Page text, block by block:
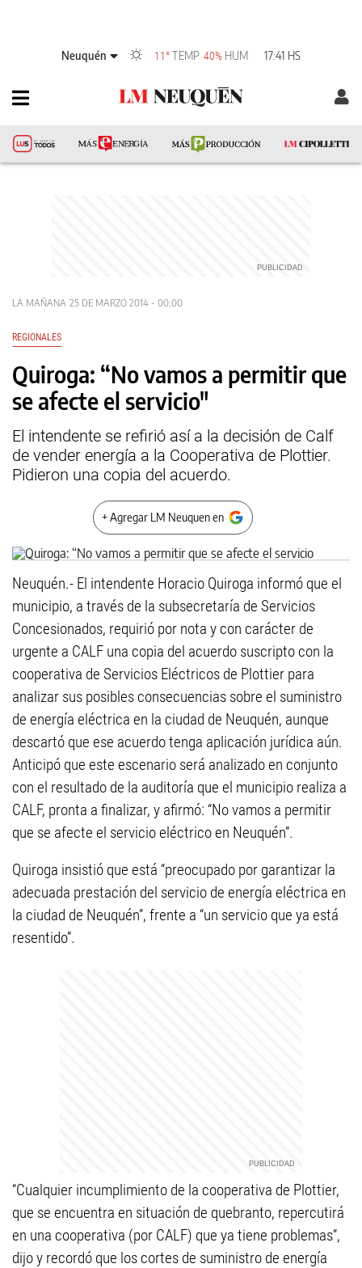
Neuquén 11°TEMP 40% HUM 17:41 HS
LA MAÑANA 25 DE MARZO 2014 - 00:00
REGIONALES
Quiroga: “No vamos a permitir que
se afecte el servicio"
El intendente se refirió así a la decisión de Calf
de vender energía a la Cooperativa de Plottier.
Pidieron una copia del acuerdo.
+ Agregar LM Neuquen en
Neuquén.- El intendente Horacio Quiroga informó que el
municipio, a través de la subsecretaría de Servicios
Concesionados, requirió por nota y con carácter de
urgente a CALF una copia del acuerdo suscripto con la
cooperativa de Servicios Eléctricos de Plottier para
analizar sus posibles consecuencias sobre el suministro
de energía eléctrica en la ciudad de Neuquén, aunque
descartó que ese acuerdo tenga aplicación jurídica aún.
Anticipó que este escenario será analizado en conjunto
con el resultado de la auditoría que el municipio realiza a
CALF, pronta a finalizar, y afirmó: “No vamos a permitir
que se afecte el servicio eléctrico en Neuquén”.
Quiroga insistió que está “preocupado por garantizar la
adecuada prestación del servicio de energía eléctrica en
la ciudad de Neuquén”, frente a “un servicio que ya está
resentido”.
“Cualquier incumplimiento de la cooperativa de Plottier,
que se encuentra en situación de quebranto, repercutirá
en una cooperativa (por CALF) que ya tiene problemas”,
dijo y recordó que los cortes de suministro de energía